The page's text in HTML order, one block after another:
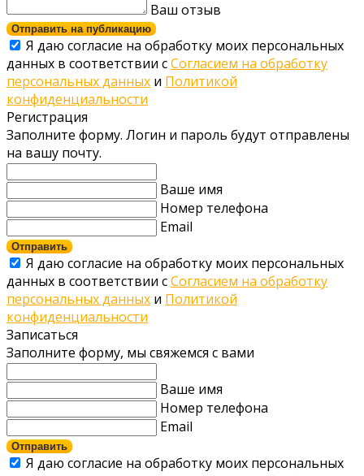
Ваш отзыв
Отправить на публикацию
Я даю согласие на обработку моих персональных
данных в соответствии сСогласием на обработку
персональных данных и Политикой
конфиденциальности
Регистрация
Заполните форму. Логин и пароль будут отправлены
на вашу почту.
Ваше имя
Номер телефона
Email
Отправить
Я даю согласие на обработку моих персональных
данных в соответствии сСогласием на обработку
персональных данных и Политикой
конфиденциальности
Записаться
Заполните форму, мы свяжемся с вами
Ваше имя
Номер телефона
Email
Отправить
Я даю согласие на обработку моих персональных